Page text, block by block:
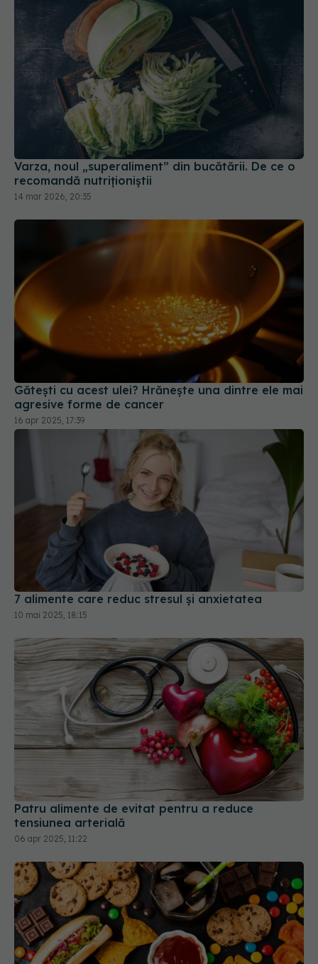
Varza, noul „superaliment” din bucătării. De ce o
recomandă nutriționiștii
14 mar 2026, 20:35
Gătești cu acest ulei? Hrănește una dintre ele mai
agresive forme de cancer
16 apr 2025, 17:39
7 alimente care reduc stresul și anxietatea
10 mai 2025, 18:15
Patru alimente de evitat pentru a reduce
tensiunea arterială
06 apr 2025, 11:22